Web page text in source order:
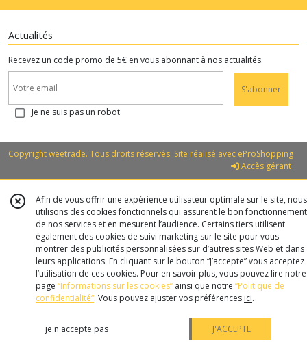
Actualités
Recevez un code promo de 5€ en vous abonnant à nos actualités.
S'abonner
Je ne suis pas un robot
Copyright weetrade. Tous droits réservés. Site réalisé avec eProShopping
Accès gérant
Afin de vous offrir une expérience utilisateur optimale sur le site, nous
utilisons des cookies fonctionnels qui assurent le bon fonctionnement
de nos services et en mesurent l’audience. Certains tiers utilisent
également des cookies de suivi marketing sur le site pour vous
montrer des publicités personnalisées sur d’autres sites Web et dans
leurs applications. En cliquant sur le bouton “J’accepte” vous acceptez
l’utilisation de ces cookies. Pour en savoir plus, vous pouvez lire notre
page “Informations sur les cookies” ainsi que notre “Politique de
confidentialité“. Vous pouvez ajuster vos préférences ici.
je n'accepte pas J'ACCEPTE